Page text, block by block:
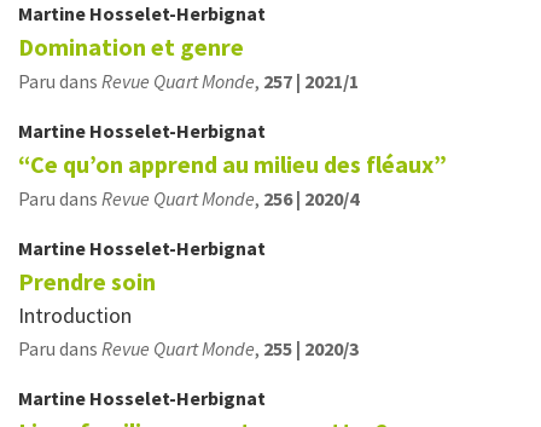
Martine Hosselet-Herbignat
Domination et genre
Paru dans Revue Quart Monde, 257 | 2021/1
Martine Hosselet-Herbignat
“Ce qu’on apprend au milieu des fléaux”
Paru dans Revue Quart Monde, 256 | 2020/4
Martine Hosselet-Herbignat
Prendre soin
Introduction
Paru dans Revue Quart Monde, 255 | 2020/3
Martine Hosselet-Herbignat